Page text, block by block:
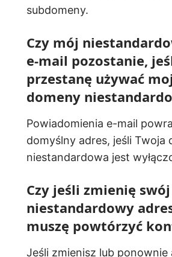
subdomeny.
Czy mój
e-mail pozostanie,
przestanę używać
domeny
Powiadomienia e-mail
domyślny adres, jeśli Twoja
niestandardowa jest
Czy jeśli zmienię swój
niestandardowy
muszę powtórzyć
Jeśli zmienisz lub ponownie